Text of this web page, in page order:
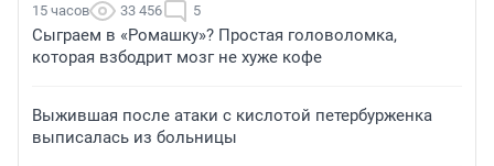
15 часов 33 456 5
Сыграем в «Ромашку»? Простая головоломка,
которая взбодрит мозг не хуже кофе
Выжившая после атаки с кислотой петербурженка
выписалась из больницы